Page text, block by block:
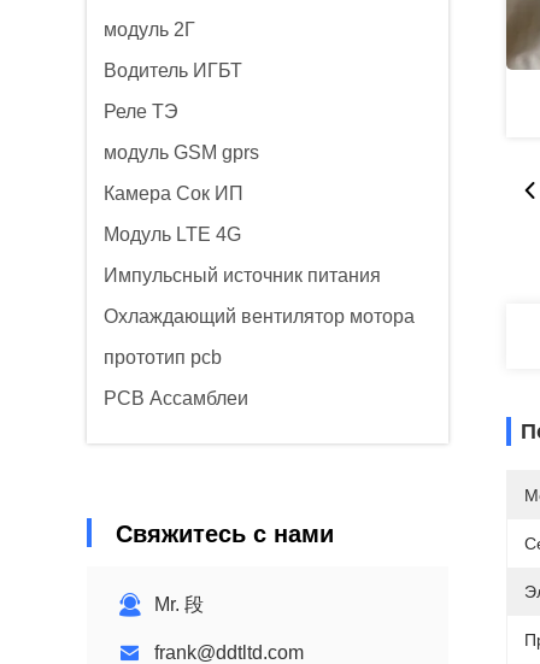
модуль 2Г
Водитель ИГБТ
Реле ТЭ
модуль GSM gprs
Камера Сок ИП
Модуль LTE 4G
Импульсный источник питания
Охлаждающий вентилятор мотора
прототип pcb
PCB Ассамблеи
Свяжитесь с нами
Mr. 段
frank@ddtltd.com